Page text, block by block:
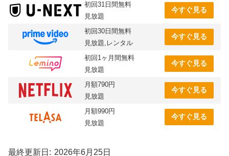
初回31日間無料
見放題
今すぐ見る
初回30日間無料
見放題,レンタル
今すぐ見る
初回1ヶ月間無料
見放題
今すぐ見る
月額790円
見放題
今すぐ見る
月額990円
見放題
今すぐ見る
最終更新日 2026年6月25日